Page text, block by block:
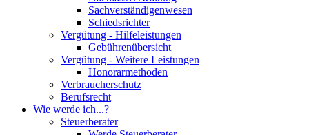
Sachverständigenwesen
Schiedsrichter
Vergütung - Hilfeleistungen
Gebührenübersicht
Vergütung - Weitere Leistungen
Honorarmethoden
Verbraucherschutz
Berufsrecht
Wie werde ich...?
Steuerberater